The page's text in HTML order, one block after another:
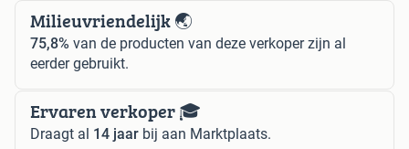
Milieuvriendelijk 🌏
75,8% van de producten van deze verkoper zijn al
eerder gebruikt.
Ervaren verkoper 🎓
Draagt al 14 jaar bij aan Marktplaats.